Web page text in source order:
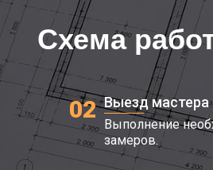
Схема
02 Выезд мастера
Выполнение
замеров.